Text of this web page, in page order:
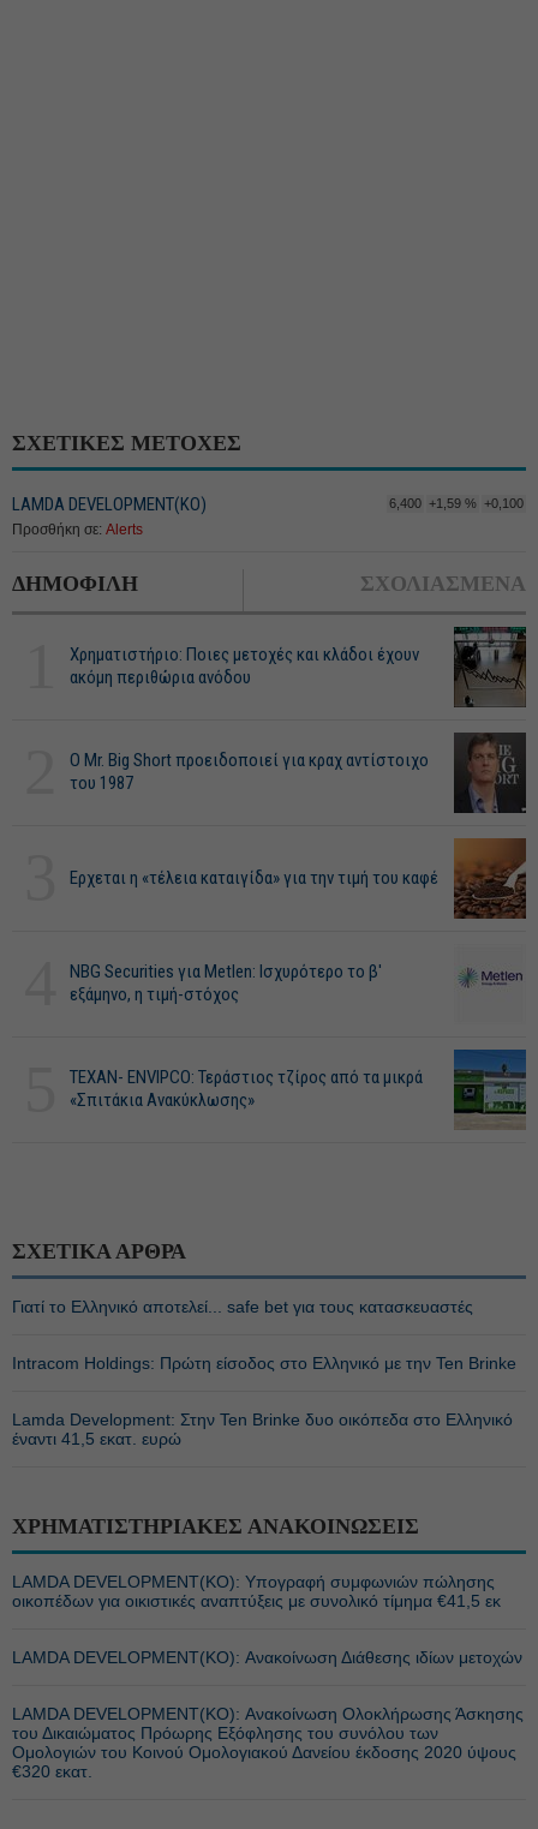
ΣΧΕΤΙΚΕΣ ΜΕΤΟΧΕΣ
LAMDA DEVELOPMENT(ΚΟ) 6,400 +1,59 % +0,100
Προσθήκη σε: Alerts
ΔΗΜΟΦΙΛΗ ΣΧΟΛΙΑΣΜΕΝΑ
Χρηματιστήριο: Ποιες μετοχές και κλάδοι έχουν
ακόμη περιθώρια ανόδου
O Mr. Big Short προειδοποιεί για κραχ αντίστοιχο
του 1987
Ερχεται η «τέλεια καταιγίδα» για την τιμή του καφέ
NBG Securities για Metlen: Ισχυρότερο το β'
εξάμηνο, η τιμή-στόχος
ΤΕΧΑΝ- ENVIPCO: Τεράστιος τζίρος από τα μικρά
«Σπιτάκια Ανακύκλωσης»
ΣΧΕΤΙΚΑ ΑΡΘΡΑ
Γιατί το Ελληνικό αποτελεί... safe bet για τους κατασκευαστές
Intracom Holdings: Πρώτη είσοδος στο Ελληνικό με την Ten Brinke
Lamda Development: Στην Ten Brinke δυο οικόπεδα στο Ελληνικό
έναντι 41,5 εκατ. ευρώ
ΧΡΗΜΑΤΙΣΤΗΡΙΑΚΕΣ ΑΝΑΚΟΙΝΩΣΕΙΣ
LAMDA DEVELOPMENT(ΚΟ): Υπογραφή συμφωνιών πώλησης
οικοπέδων για οικιστικές αναπτύξεις με συνολικό τίμημα €41,5 εκ
LAMDA DEVELOPMENT(ΚΟ): Ανακοίνωση Διάθεσης ιδίων μετοχών
LAMDA DEVELOPMENT(ΚΟ): Ανακοίνωση Ολοκλήρωσης Άσκησης
του Δικαιώματος Πρόωρης Εξόφλησης του συνόλου των
Ομολογιών του Κοινού Ομολογιακού Δανείου έκδοσης 2020 ύψους
€320 εκατ.